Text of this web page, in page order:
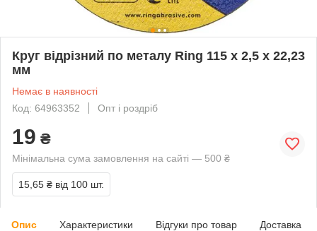
Круг відрізний по металу Ring 115 x 2,5 x 22,23
мм
Немає в наявності
Код: 64963352
Опт і роздріб
19 ₴
Мінімальна сума замовлення на сайті — 500 ₴
15,65 ₴ від 100 шт.
Опис Характеристики Відгуки про товар Доставка